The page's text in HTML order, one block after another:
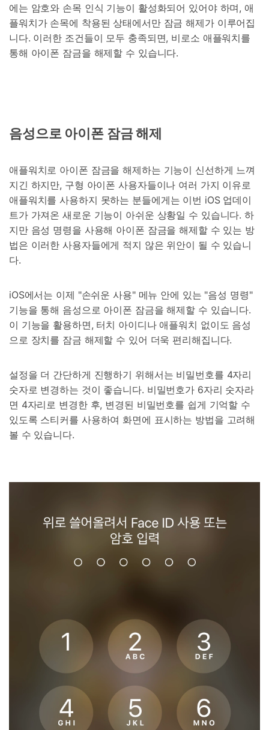
에는 암호와 손목 인식 기능이 활성화되어 있어야 하며, 애
플워치가 손목에 착용된 상태에서만 잠금 해제가 이루어집
니다. 이러한 조건들이 모두 충족되면, 비로소 애플워치를
통해 아이폰 잠금을 해제할 수 있습니다.
음성으로 아이폰 잠금 해제
애플워치로 아이폰 잠금을 해제하는 기능이 신선하게 느껴
지긴 하지만, 구형 아이폰 사용자들이나 여러 가지 이유로
애플워치를 사용하지 못하는 분들에게는 이번 iOS 업데이
트가 가져온 새로운 기능이 아쉬운 상황일 수 있습니다. 하
지만 음성 명령을 사용해 아이폰 잠금을 해제할 수 있는 방
법은 이러한 사용자들에게 적지 않은 위안이 될 수 있습니
다.
iOS에서는 이제 "손쉬운 사용" 메뉴 안에 있는 "음성 명령"
기능을 통해 음성으로 아이폰 잠금을 해제할 수 있습니다.
이 기능을 활용하면, 터치 아이디나 애플워치 없이도 음성
으로 장치를 잠금 해제할 수 있어 더욱 편리해집니다.
설정을 더 간단하게 진행하기 위해서는 비밀번호를 4자리
숫자로 변경하는 것이 좋습니다. 비밀번호가 6자리 숫자라
면 4자리로 변경한 후, 변경된 비밀번호를 쉽게 기억할 수
있도록 스티커를 사용하여 화면에 표시하는 방법을 고려해
볼 수 있습니다.